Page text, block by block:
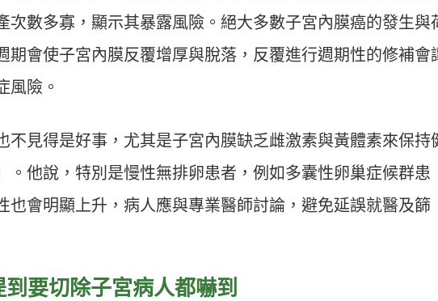
次數多寡，顯示其暴露風險。絕大多數子宮內膜癌的發生與
期會使子宮內膜反覆增厚與脫落，反覆進行週期性的修補會
風險。
不見得是好事，尤其是子宮內膜缺乏雌激素與黃體素來保持
。他說，特別是慢性無排卵患者，例如多囊性卵巢症候群患
也會明顯上升，病人應與專業醫師討論，避免延誤就醫及篩
要切除子宮病人都嚇到